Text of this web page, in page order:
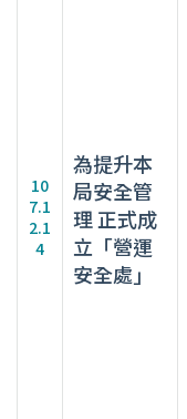
10
7.1
2.1
4
為提升本
局安全管
理 正式成
立「營運
安全處」